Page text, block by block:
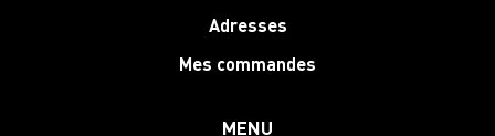
Adresses
Mes commandes
MENU